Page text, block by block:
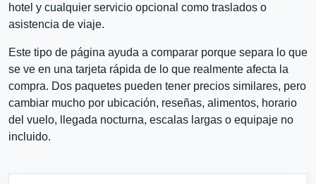
hotel y cualquier servicio opcional como traslados o
asistencia de viaje.
Este tipo de página ayuda a comparar porque separa lo que
se ve en una tarjeta rápida de lo que realmente afecta la
compra. Dos paquetes pueden tener precios similares, pero
cambiar mucho por ubicación, reseñas, alimentos, horario
del vuelo, llegada nocturna, escalas largas o equipaje no
incluido.